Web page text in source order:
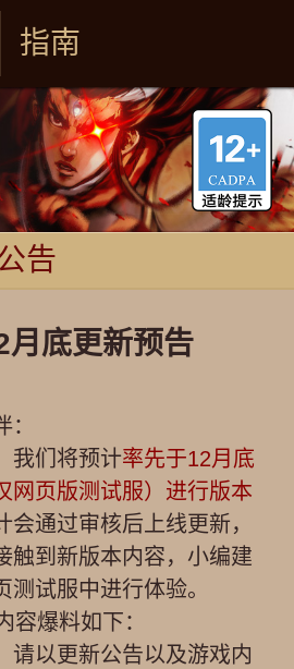
指南
告
月底更新预告
我们将预计率先于12月底
网页版测试服）进行版本
会通过审核后上线更新，
触到新版本内容，小编建
测试服中进行体验。
容爆料如下：
请以更新公告以及游戏内